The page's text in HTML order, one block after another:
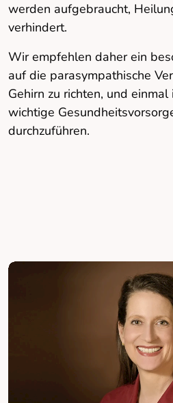
werden aufgebraucht,
verhindert.
Wir empfehlen daher ein
auf die parasympathische
Gehirn zu richten, und
wichtige
durchzuführen.